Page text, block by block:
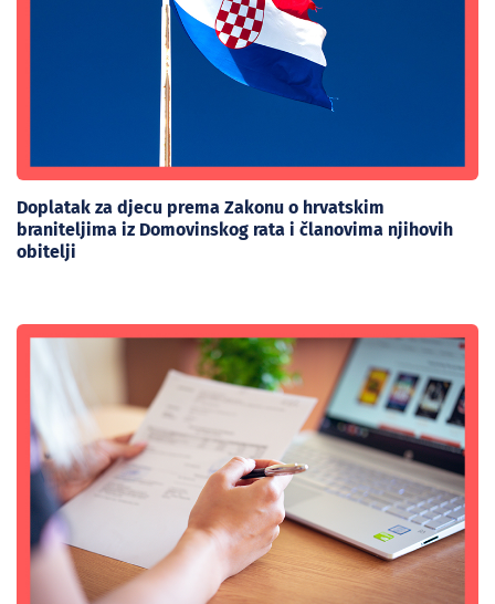
Doplatak za djecu prema Zakonu o hrvatskim
braniteljima iz Domovinskog rata i članovima njihovih
obitelji